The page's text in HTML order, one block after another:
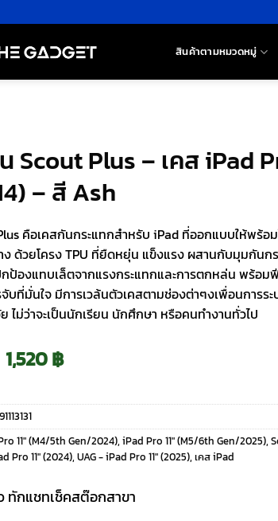
สินค้าตามหมวดหมู่
Scout Plus – เคส iPad
– สี Ash
คือเคสกันกระแทกสำหรับ iPad ที่ออกแบบให้พร้อ
ง ด้วยโครง TPU ที่ยืดหยุ่น แข็งแรง ผสานกับมุมกันก
ป้องแทบเล็ตจากแรงกระแทกและการตกหล่น พร้อม
จับที่มั่นใจ มีการเวล้นตัวเคสตามช่องต่าๆงเพื่อนการร
ไม่ว่าจะเป็นนักเรียน นักศึกษา หรือคนทำงานทั่วไป
Original
price
was:
1,520฿Current
price
is:
11" (M4/5th Gen/2024), iPad Pro 11" (M5/6th Gen/2025),
Pro 11" (2024), UAG - iPad Pro 11" (2025), เคส iPad
ทักแชทเช็คสต๊อกสาขา